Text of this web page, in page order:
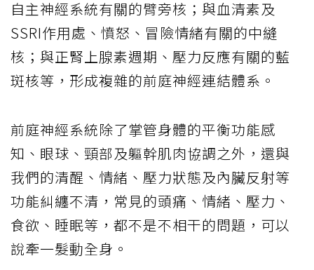
自主神經系統有關的臂旁核；與血清素及
SSRI作用處、憤怒、冒險情緒有關的中縫
核；與正腎上腺素週期、壓力反應有關的藍
斑核等，形成複雜的前庭神經連結體系。
前庭神經系統除了掌管身體的平衡功能感
知、眼球、頸部及軀幹肌肉協調之外，還與
我們的清醒、情緒、壓力狀態及內臟反射等
功能糾纏不清，常見的頭痛、情緒、壓力、
食欲、睡眠等，都不是不相干的問題，可以
說牽一髮動全身。